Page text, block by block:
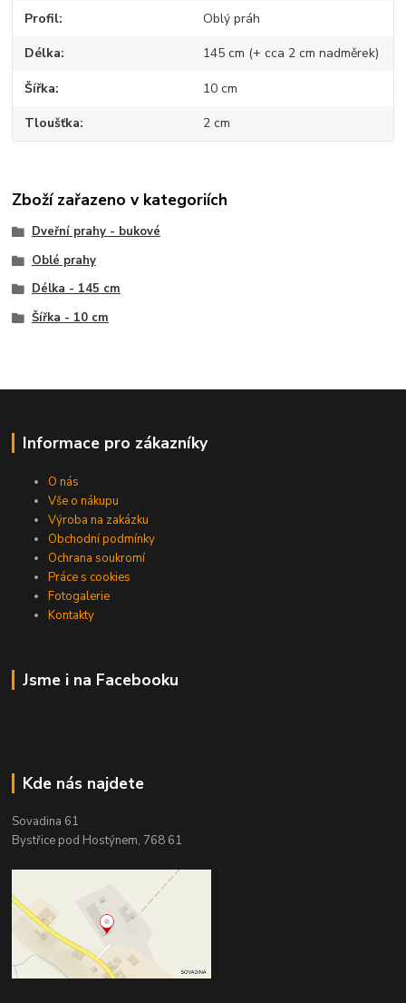
Profil Oblý práh
Délka 145 cm (+ cca 2 cm nadměrek)
Šířka 10 cm
Tloušťka 2 cm
Zboží zařazeno v kategoriích
Dveřní prahy - bukové
Oblé prahy
Délka - 145 cm
Šířka - 10 cm
Informace pro zákazníky
O nás
Vše o nákupu
Výroba na zakázku
Obchodní podmínky
Ochrana soukromí
Práce s cookies
Fotogalerie
Kontakty
Jsme i na Facebooku
Kde nás najdete
Sovadina 61
Bystřice pod Hostýnem, 768 61